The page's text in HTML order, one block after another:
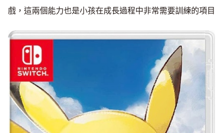
戲，這兩個能力也是小孩在成長過程中非常需要訓練的項目